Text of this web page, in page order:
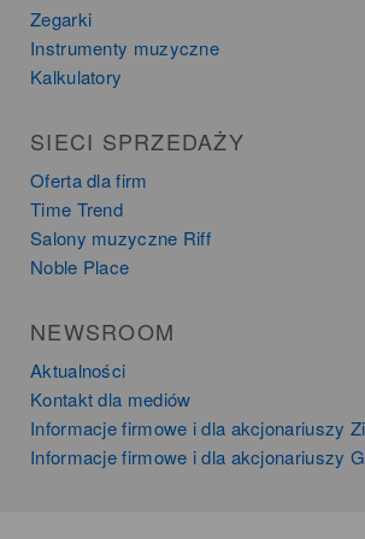
Zegarki
Instrumenty muzyczne
Kalkulatory
SIECI SPRZEDAŻY
Oferta dla firm
Time Trend
Salony muzyczne Riff
Noble Place
NEWSROOM
Aktualności
Kontakt dla mediów
Informacje firmowe i dla akcjonariuszy
Informacje firmowe i dla akcjonariuszy